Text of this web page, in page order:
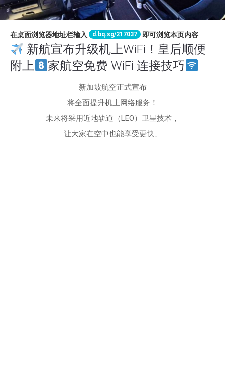
在桌面浏览器地址栏输入 d.bq.sg/217037 即可浏览本页内容
新航宣布升级机上WiFi！皇后顺便
附上
家航空免费 WiFi 连接技巧
新加坡航空正式宣布
将全面提升机上网络服务！
未来将采用近地轨道（LEO）卫星技术，
让大家在空中也能享受更快、